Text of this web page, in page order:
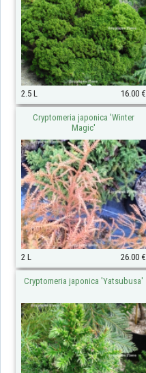
2.5 L 16.00 €
Cryptomeria japonica 'Winter
Magic'
2 L 26.00 €
Cryptomeria japonica 'Yatsubusa'